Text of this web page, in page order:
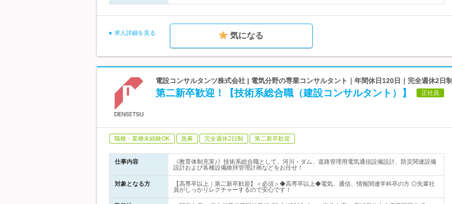
求人詳細を見る 気になる
電設コンサルタンツ株式会社 | 電気分野の専業コンサルタント｜年間休日120日｜完全週休2日制
第二新卒歓迎！【技術系総合職（建設コンサルタント）】 正社員
職種・業種未経験OK 急募 完全週休2日制 第二新卒歓迎
仕事内容
《教育体制充実♪》技術系総合職として、河川・ダム、道路管理用電気通信設備設計、防災関連設備
設計および各種設備維持管理計画などをお任せ！
対象となる方
【高専卒以上｜第二新卒歓迎】＜必須＞◆高専卒以上◆電気、通信、情報関連学科卒の方 ◎先輩社
員がしっかりレクチャーするので安心です！